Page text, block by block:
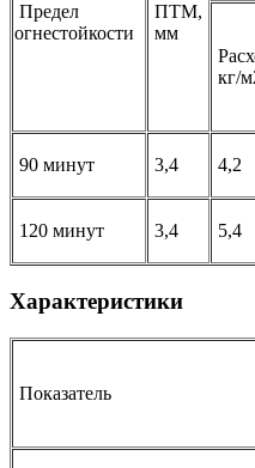
Предел
огнестойкости
ПТМ,
мм
кг/
90 минут 3,4 4,2
120 минут 3,4 5,4
Характеристики
Показатель